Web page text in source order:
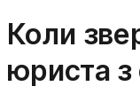
Коли
юриста з